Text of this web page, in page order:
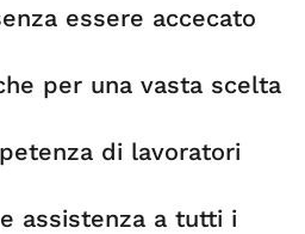
essere accecato
per una vasta scelta
di lavoratori
assistenza a tutti i